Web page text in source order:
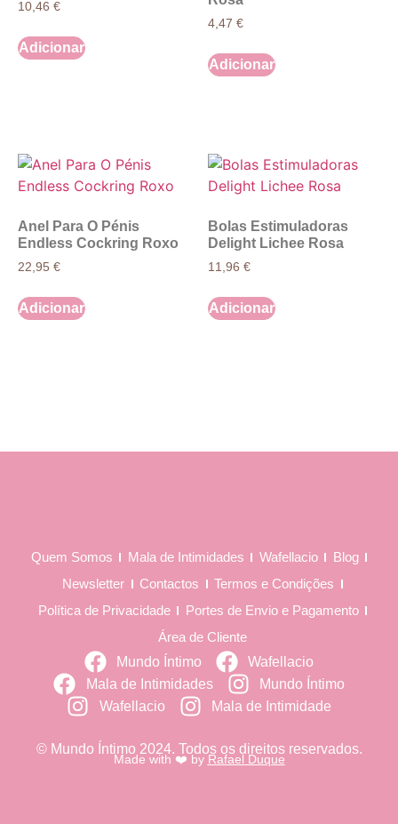
10,46 €
Adicionar
4,47 €
Adicionar
Anel Para O Pénis
Endless Cockring Roxo
22,95 €
Adicionar
Bolas Estimuladoras
Delight Lichee Rosa
11,96 €
Adicionar
Quem Somos Mala de Intimidades Wafellacio
Blog
Newsletter
Contactos
Termos e Condições
Política de Privacidade
Portes de Envio e Pagamento
Área de Cliente
Mundo Íntimo
Wafellacio
Mala de Intimidades
Mundo Íntimo
Wafellacio
Mala de Intimidade
© Mundo Íntimo 2024. Todos os direitos reservados.
Made with ❤️ byRafael Duque